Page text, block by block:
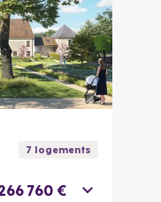
7 logements
760 €